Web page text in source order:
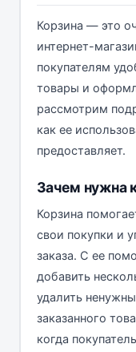
Корзина — это
интернет-
покупателям
товары и
рассмотрим
как ее
предоставляет.
Зачем нужна
Корзина
свои покупки и
заказа. С ее
добавить
удалить
заказанного
когда